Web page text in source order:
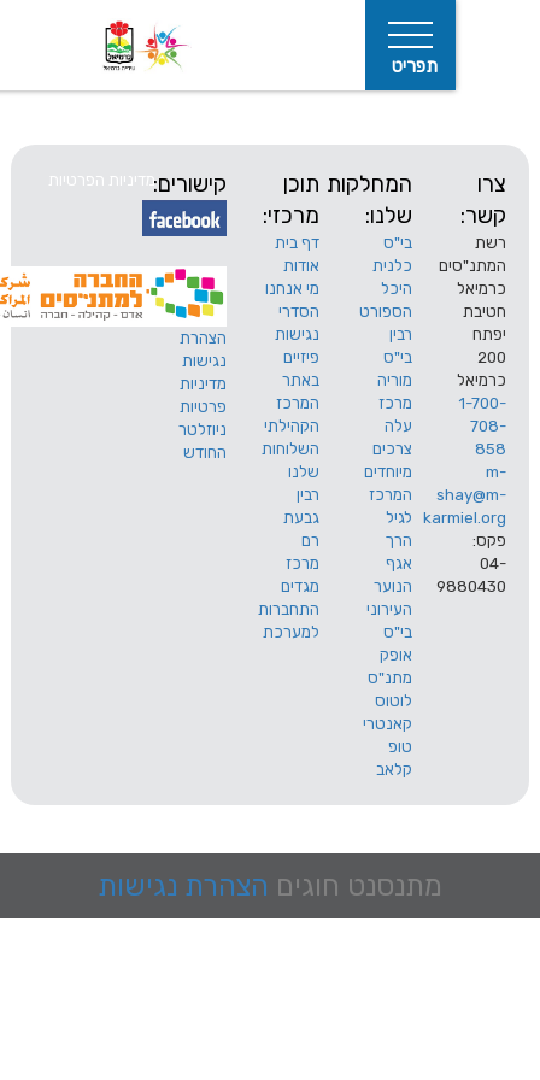
המחלקות
שלנו:
בי"ס
כלנית
היכל
הספורט
רבין
בי"ס
מוריה
מרכז
עלה
צרכים
מיוחדים
המרכז
לגיל
הרך
אגף
הנוער
תוכן
מרכזי:
דף בית
אודות
מי אנחנו
הסדרי
נגישות
פיזיים
באתר
המרכז
הקהילתי
השלוחות
שלנו
רבין
גבעת
רם
מרכז
מגדים
התחברות
למערכת
קישורים:
הצהרת
נגישות
מדיניות
פרטיות
ניוזלטר
החודש
מדיניות הפרטיות
מתנסנט חוגים הצהרת נגישות